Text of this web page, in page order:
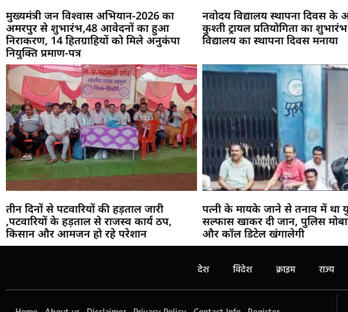
मुख्यमंत्री जन विश्वास अभियान-2026 का
अमरपुर से शुभारंभ,48 आवेदनों का हुआ
निराकरण, 14 हितग्राहियों को मिले अनुकंपा
नियुक्ति प्रमाण-पत्र
नवोदय विद्यालय स्थापना दिवस के
कुश्ती ट्रायल प्रतियोगिता का
विद्यालय का स्थापना दिवस मनाया
तीन दिनों से पटवारियों की हड़ताल जारी
,पटवारियों के हड़ताल से राजस्व कार्य ठप,
किसान और आमजन हो रहे परेशान
पत्नी के मायके जाने से तनाव में था
सल्फास खाकर दी जान, पुलिस
और कॉल डिटेल खंगालेगी
देश विदेश क्राइम राज्य